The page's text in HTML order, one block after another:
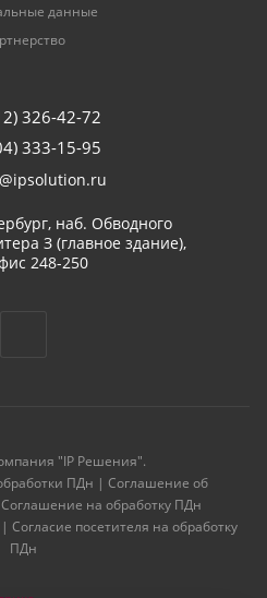
данные
326-42-72
333-15-95
наб. Обводного
З (главное здание),
248-250
"IP Решения".
ПДн | Соглашение об
Соглашение на обработку ПДн
| Согласие посетителя на обработку
ПДн